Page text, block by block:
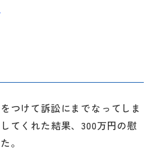
つけて訴訟にまでなってしま
てくれた結果、300万円の慰
。